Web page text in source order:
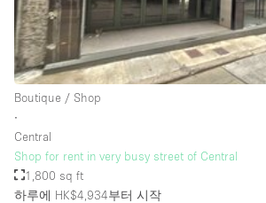
Security System
Smoking Area
Sound & Video Equipment
Soundproof
Street Level
Stunning View
Boutique / Shop
∙
Central
Shop for rent in very busy street of Central
1,800 sq ft
하루에 HK$4,934부터 시작